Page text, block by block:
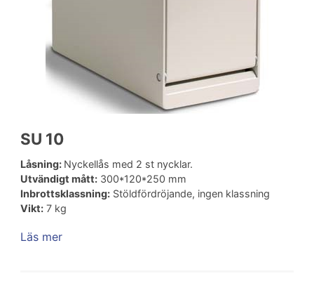
SU 10
Låsning: Nyckellås med 2 st nycklar.
Utvändigt mått:300*120*250 mm
Inbrottsklassning:Stöldfördröjande, ingen klassning
Vikt:7 kg
Läs mer